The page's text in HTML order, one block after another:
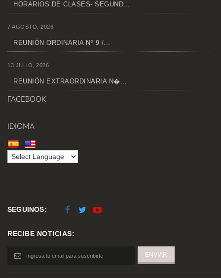
HORARIOS DE CLASES- SEGUND...
7 AGOSTO, 2026
REUNIÓN ORDINARIA Nº 9 /...
13 JULIO, 2026
REUNIÓN EXTRAORDINARIA N�...
FACEBOOK
IDIOMA
SEGUINOS:
RECIBE NOTICIAS: